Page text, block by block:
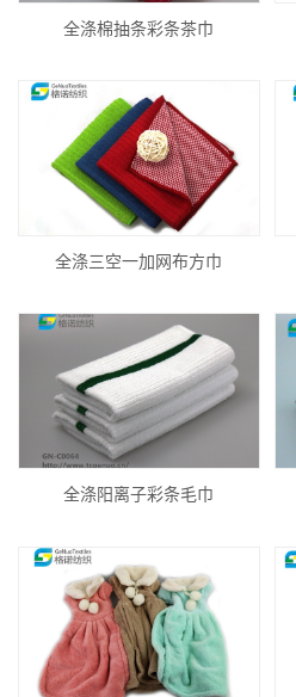
全涤棉抽条彩条茶巾
全涤三空一加网布方巾
全涤阳离子彩条毛巾